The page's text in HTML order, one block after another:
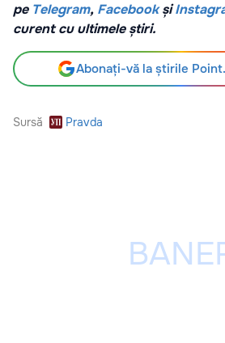
pe Telegram, Facebook și
curent cu ultimele știri.
Abonați-vă la știrile
Sursă Pravda